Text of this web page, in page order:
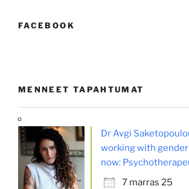
FACEBOOK
MENNEET TAPAHTUMAT
Dr Avgi
working with
now:
7 marras 25